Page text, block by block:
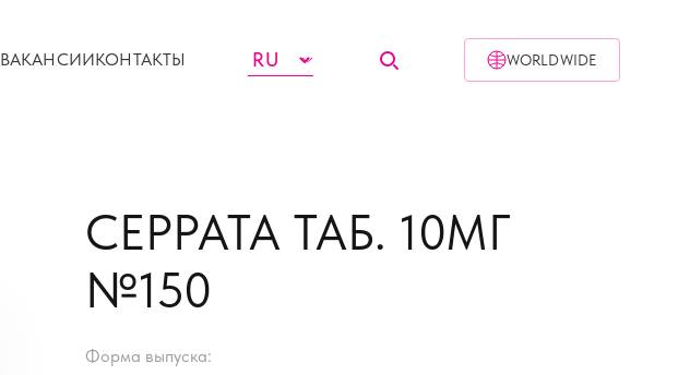
ВАКАНСИИКОНТАКТЫ WORLDWIDE
СЕРРАТА ТАБ. 10МГ
№150
Форма выпуска: